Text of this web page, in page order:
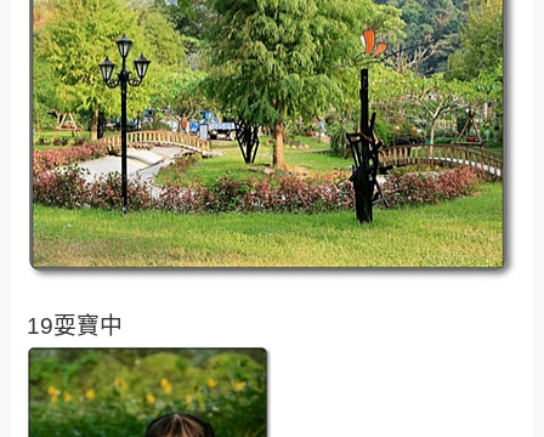
19耍寶中